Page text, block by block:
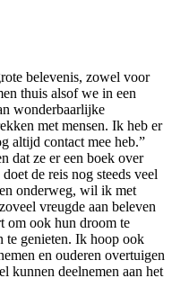
belevenis, zowel voor
thuis alsof we in een
wonderbaarlijke
met mensen. Ik heb er
altijd contact mee heb.”
dat ze er een boek over
de reis nog steeds veel
onderweg, wil ik met
vreugde aan beleven
om ook hun droom te
te genieten. Ik hoop ook
en ouderen overtuigen
kunnen deelnemen aan het